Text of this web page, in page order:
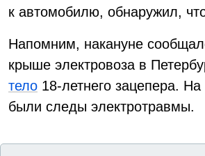
к автомобилю, обнаружил,
Напомним, накануне
крыше электровоза в
тело 18-летнего зацепера.
были следы электротравмы.